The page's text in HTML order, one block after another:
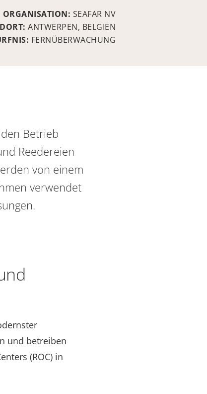
ORGANISATION: SEAFAR NV
ANTWERPEN, BELGIEN
FERNÜBERWACHUNG
Betrieb
Reedereien
von einem
verwendet
und betreiben
(ROC) in